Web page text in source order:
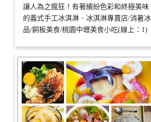
讓人為之瘋狂！有著繽紛色彩和終極美味
的義式手工冰淇淋．冰淇淋專賣店/消暑冰
品/銅板美食/桃園中壢美食小吃(線上：1)